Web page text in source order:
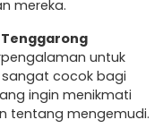
mereka.
Tenggarong
untuk
cocok bagi
ingin menikmati
tentang mengemudi.